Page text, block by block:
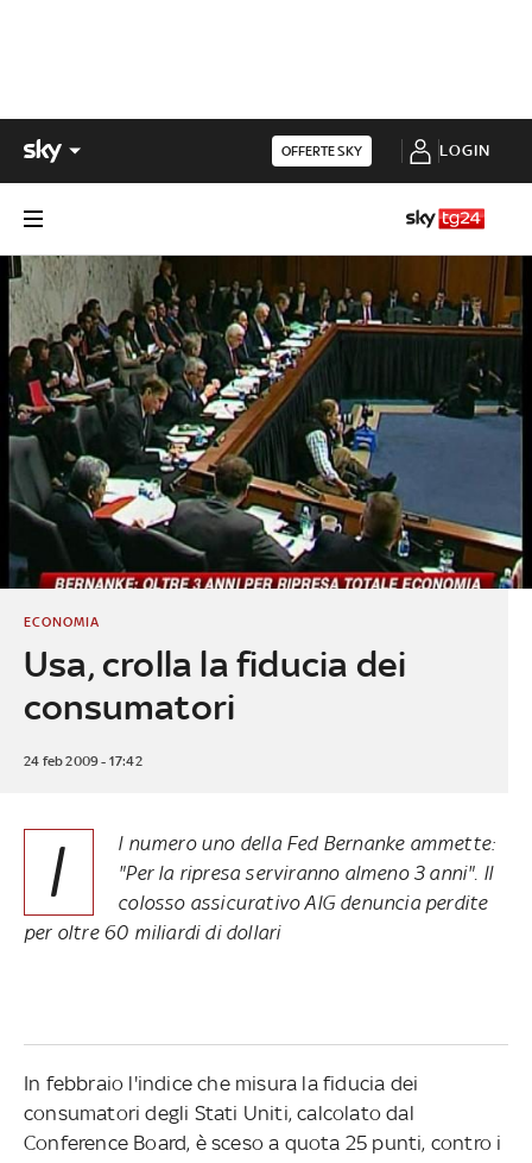
OFFERTE SKY LOGIN
Usa, crolla la fiducia dei
consumatori
ECONOMIA
24 feb 2009 - 17:42
I
l numero uno della Fed Bernanke ammette:
"Per la ripresa serviranno almeno 3 anni". Il
colosso assicurativo AIG denuncia perdite
per oltre 60 miliardi di dollari
In febbraio l'indice che misura la fiducia dei
consumatori degli Stati Uniti, calcolato dal
Conference Board, è sceso a quota 25 punti, contro i